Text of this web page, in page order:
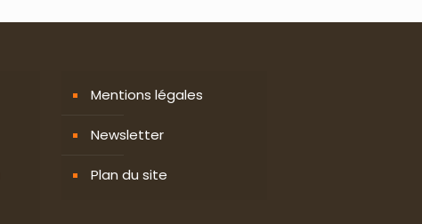
Mentions légales
Newsletter
Plan du site